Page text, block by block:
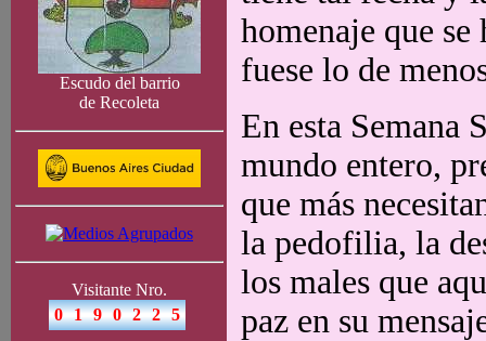
Escudo del barrio
de Recoleta
Visitante Nro.
homenaje que se
fuese lo de
En esta Semana
mundo entero,
que más
la pedofilia, la
los males que
paz en su